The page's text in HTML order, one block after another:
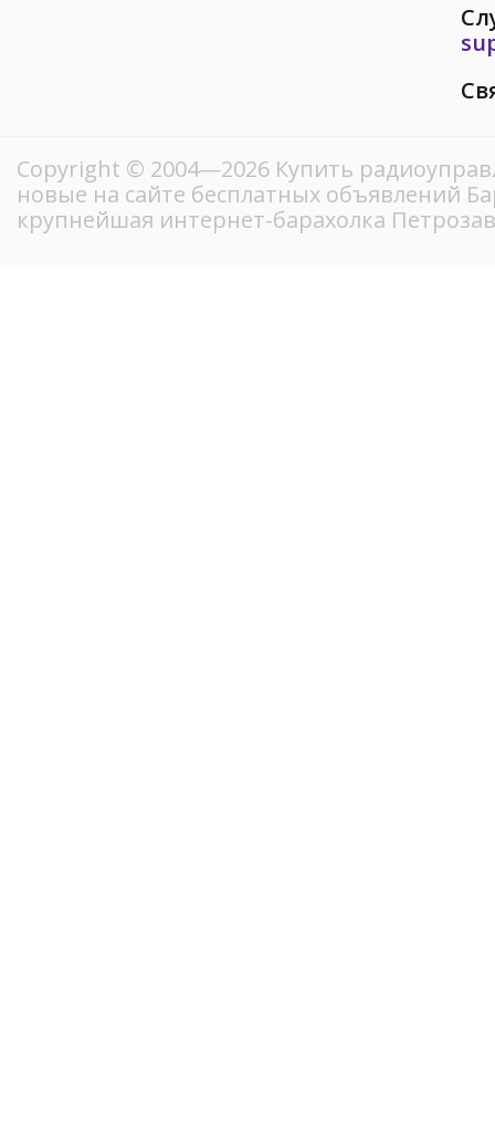
Copyright © 2004—2026 Купить
новые на сайте бесплатных объявлений
крупнейшая интернет-барахолка